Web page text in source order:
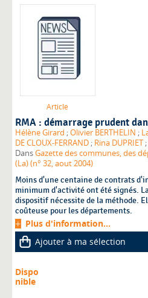
Article
RMA : démarrage prudent
Hélène Girard ;Olivier BERTHELIN ;
DE CLOUX-FERRAND ; Rina DUPRIET ;
DansGazette des communes, des
(La) (n° 32, aout 2004)
Moins d'une centaine de contrats
minimum d'activité ont été signés. La
dispositif nécessite de la méthode.
coûteuse pour les départements.
Plus d'information...
Ajouter à ma sélection
Dispo
nible